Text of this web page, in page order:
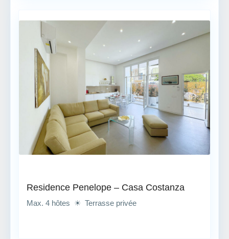
Residence Penelope – Casa Costanza
Max. 4 hôtes ☀ Terrasse privée